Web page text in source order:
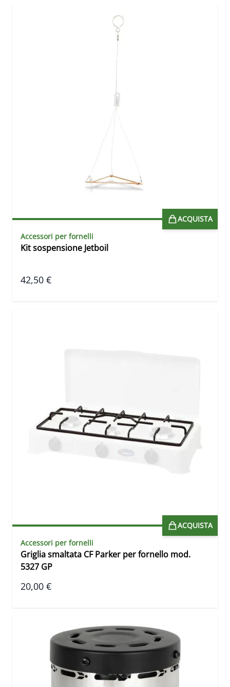
ACQUISTA
Accessori per fornelli
Kit sospensione Jetboil
42,50 €
ACQUISTA
Accessori per fornelli
Griglia smaltata CF Parker per fornello mod.
5327 GP
20,00 €